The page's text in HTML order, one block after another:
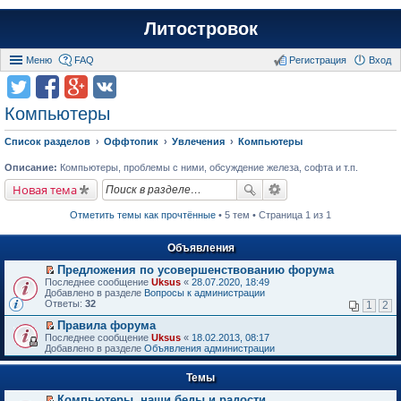
Литостровок
Меню FAQ Вход
Регистрация
Компьютеры
Список разделов Оффтопик Увлечения Компьютеры
Описание: Компьютеры, проблемы с ними, обсуждение железа, софта и т.п.
Новая тема
Отметить темы как прочтённые • 5 тем • Страница 1 из 1
Объявления
П
е
р
й
т
и
к
п
в
Предложения по усовершенствованию форума
Последнее сообщение Uksus « 28.07.2020, 18:49
Добавлено в разделе Вопросы к администрации
Ответы: 32 1 2
П
е
р
е
т
и
Правила форума
Последнее сообщение Uksus « 18.02.2013, 08:17
Добавлено в разделе Объявления администрации
Темы